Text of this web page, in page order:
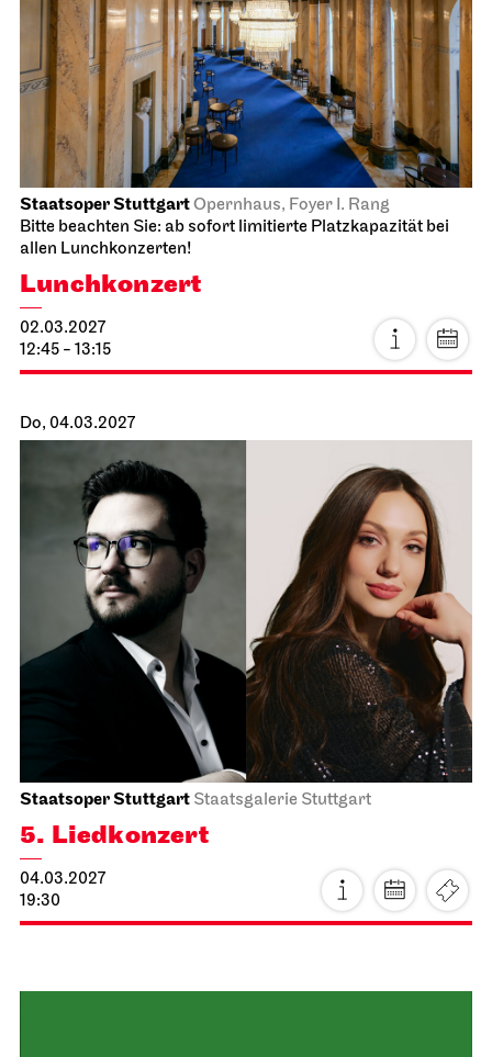
Staatsoper StuttgartOpernhaus, Foyer I. Rang
Bitte beachten Sie: ab sofort limitierte Platzkapazität bei
allen Lunchkonzerten!
Lunchkonzert
02.03.2027
12:45 - 13:15
Do, 04.03.2027
Staatsoper Stuttgart Staatsgalerie Stuttgart
5. Liedkonzert
04.03.2027
19:30